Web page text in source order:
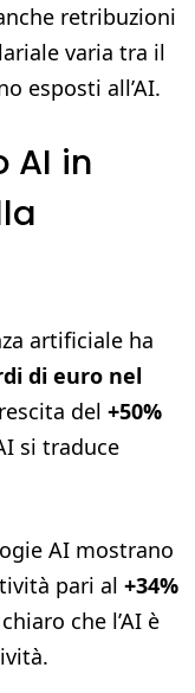
retribuzioni
varia tra il
esposti all’AI.
AI in
artificiale ha
di euro nel
del +50%
si traduce
AI mostrano
pari al +34%
che l’AI è